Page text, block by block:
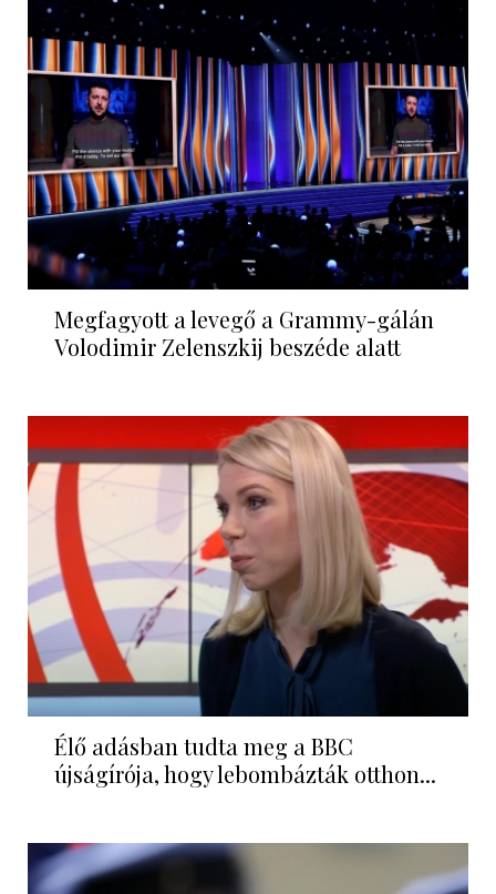
Megfagyott a levegő a Grammy-gálán
Volodimir Zelenszkij beszéde alatt
Élő adásban tudta meg a BBC
újságírója, hogy lebombázták otthon...